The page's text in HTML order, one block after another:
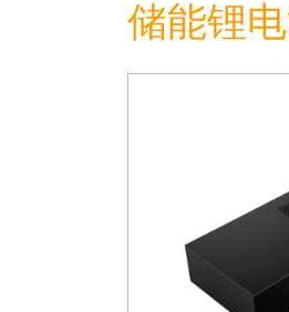
储能锂